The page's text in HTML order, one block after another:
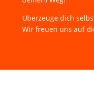
Überzeuge dich
Wir freuen uns auf